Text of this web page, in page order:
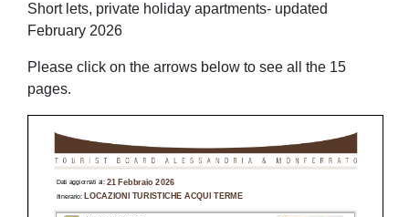
Short lets, private holiday apartments- updated
February 2026
Please click on the arrows below to see all the 15
pages.